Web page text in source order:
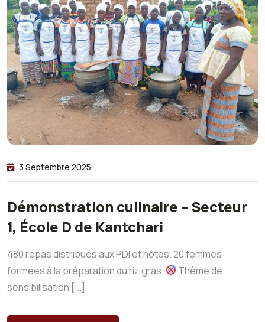
3 Septembre 2025
Démonstration culinaire – Secteur
1, École D de Kantchari
480 repas distribués aux PDI et hôtes. 20 femmes
formées à la préparation du riz gras.
Thème de
sensibilisation [...]